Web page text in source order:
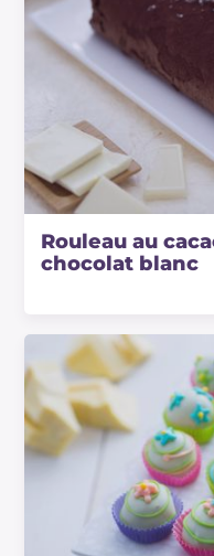
Rouleau au
chocolat blanc